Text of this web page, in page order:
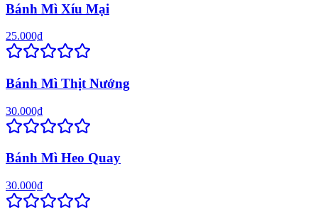
Bánh Mì Xíu Mại
25.000₫
Bánh Mì Thịt Nướng
30.000₫
Bánh Mì Heo Quay
30.000₫